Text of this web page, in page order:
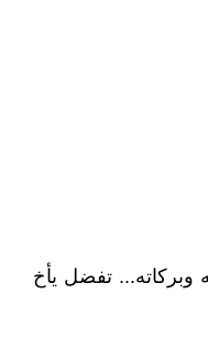
وبركاته... تفضل يأخ